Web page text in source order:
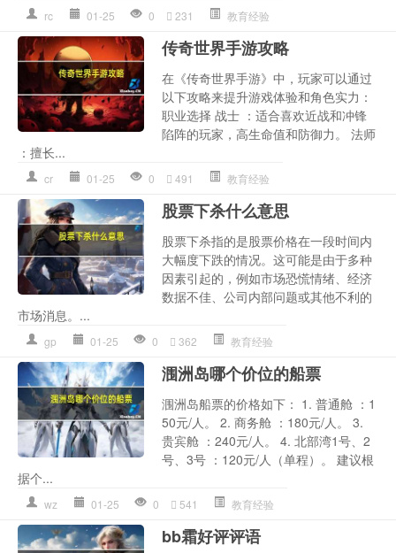
rc 01-25 0 231 教育经验
传奇世界手游攻略
在《传奇世界手游》中，玩家可以通过
以下攻略来提升游戏体验和角色实力：
职业选择 战士 ：适合喜欢近战和冲锋
陷阵的玩家，高生命值和防御力。 法师
：擅长...
cr 01-25 0 491 教育经验
股票下杀什么意思
股票下杀指的是股票价格在一段时间内
大幅度下跌的情况。这可能是由于多种
因素引起的，例如市场恐慌情绪、经济
数据不佳、公司内部问题或其他不利的
市场消息。...
gp 01-25 0 362 教育经验
涠洲岛哪个价位的船票
涠洲岛船票的价格如下： 1. 普通舱 ：1
50元/人。 2. 商务舱 ：180元/人。 3.
贵宾舱 ：240元/人。 4. 北部湾1号、2
号、3号 ：120元/人（单程）。 建议根
据个...
wz 01-25 0 541 教育经验
bb霜好评评语